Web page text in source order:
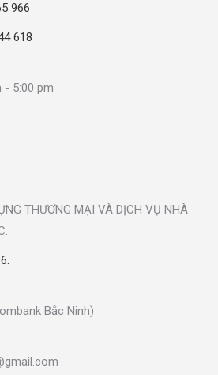
966
618
- 5:00 pm
THƯƠNG MẠI VÀ DỊCH VỤ NHÀ
Bắc Ninh)